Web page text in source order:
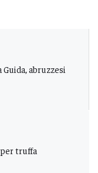
abruzzesi
truffa